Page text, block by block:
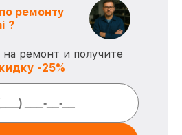
ремонту
?
ремонт и получите
-25%